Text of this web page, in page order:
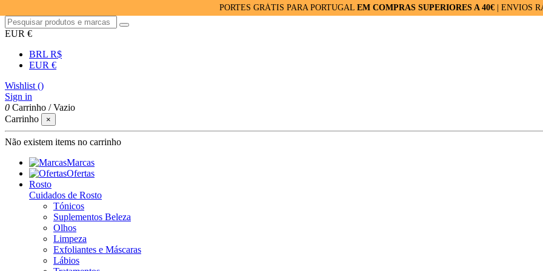
PORTES GRÁTIS PARA PORTUGALEM COMPRAS SUPERIORES A 40€| ENVIOS
EUR €
BRL R$
EUR €
Wishlist ()
Sign in
0 Carrinho /Vazio
Carrinho
×
Não existem items no carrinho
Marcas
Ofertas
Rosto
Cuidados de Rosto
Tónicos
Suplementos Beleza
Olhos
Limpeza
Exfoliantes e Máscaras
Lábios